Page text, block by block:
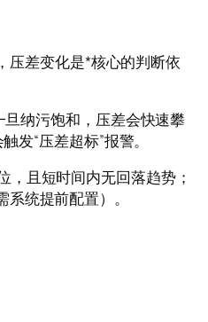
压差变化是*核心的判断依
纳污饱和，压差会快速攀
发“压差超标”报警。
且短时间内无回落趋势；
统提前配置）。